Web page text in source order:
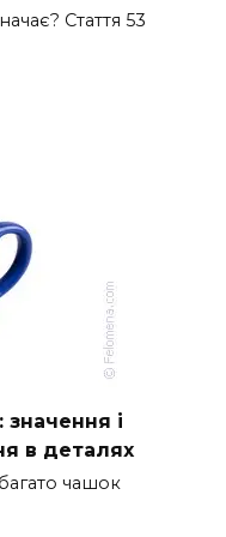
Стаття 53
і
в деталях
чашок